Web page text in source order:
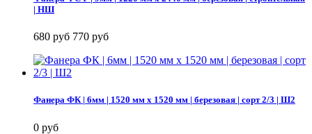
| НШ
680 руб 770 руб
Фанера ФК | 6мм | 1520 мм х 1520 мм | березовая | сорт 2/3 | Ш2
0 руб